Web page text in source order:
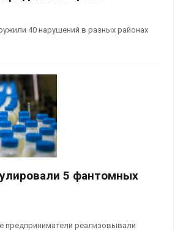
40 нарушений в разных районах
5 фантомных
предприниматели реализовывали